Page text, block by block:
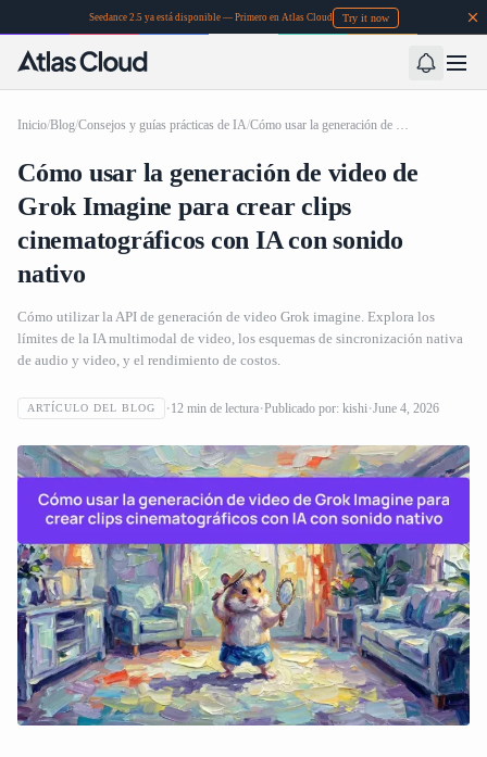
Seedance 2.5 ya está disponible — Primero en Atlas Cloud Try it now
Inicio/Blog/Consejos y guías prácticas de IA/ Cómo usar la generación de video de Grok Imagine para crear clips cinematográficos con IA con sonido nativo
Cómo usar la generación de video de
Grok Imagine para crear clips
cinematográficos con IA con sonido
nativo
Cómo utilizar la API de generación de video Grok imagine. Explora los
límites de la IA multimodal de video, los esquemas de sincronización nativa
de audio y video, y el rendimiento de costos.
ARTÍCULO DEL BLOG 12 min de lectura Publicado por: kishi June 4, 2026